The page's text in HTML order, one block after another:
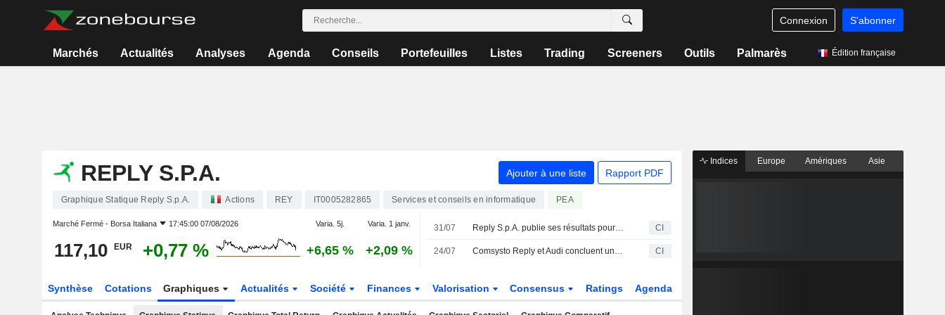
Connexion S'abonner
Marchés Actualités Analyses Agenda Conseils Portefeuilles Listes Trading Screeners Outils Palmarès Édition française
REPLY S.P.A. Ajouter à une liste Rapport PDF
Graphique Statique Reply S.p.A. Actions REY IT0005282865 Services et conseils en informatique PEA
Marché Fermé - Borsa Italiana 17:45:00 07/08/2026 Varia. 5j. Varia. 1 janv.
117,10 EUR +0,77 % +6,65 % +2,09 %
31/07 Reply S.p.A. publie ses résultats pour le premier semestre clos le 30 juin 2026 CI
24/07 Comsysto Reply et Audi concluent une alliance stratégique pour faire évoluer la plateforme de véhicules d'occasion B2B grâce à un système multi-agents basé sur l'IA CI
Synthèse Cotations Graphiques Actualités Société Finances Valorisation Consensus Ratings Agenda
Indices Europe Amériques Asie